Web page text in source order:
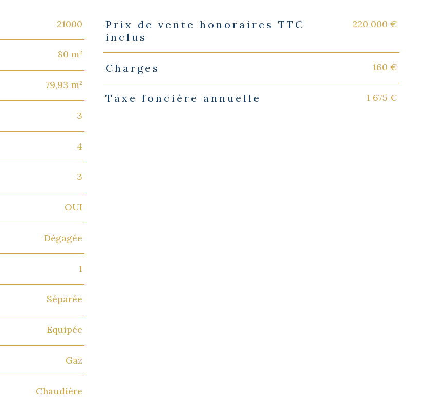
21000
80 m²
79,93 m²
3
4
3
OUI
Dégagée
1
Séparée
Equipée
Gaz
Chaudière
Caractéristiques Valeurs
Prix de vente honoraires TTC
inclus
220 000 €
Charges 160 €
Taxe foncière annuelle 1 675 €